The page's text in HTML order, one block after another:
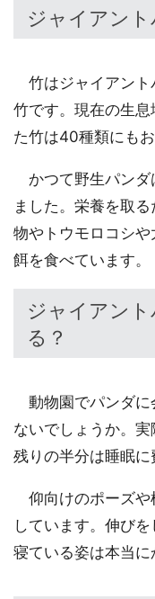
ジャイアン
竹はジャイアント
竹です。現在の生
た竹は40種類にもお
かつて野生パンダ
ました。栄養を取
物やトウモロコシ
餌を食べています。
ジャイアン
る？
動物園でパンダに
ないでしょうか。実
残りの半分は睡眠に
仰向けのポーズや
しています。伸びを
寝ている姿は本当に